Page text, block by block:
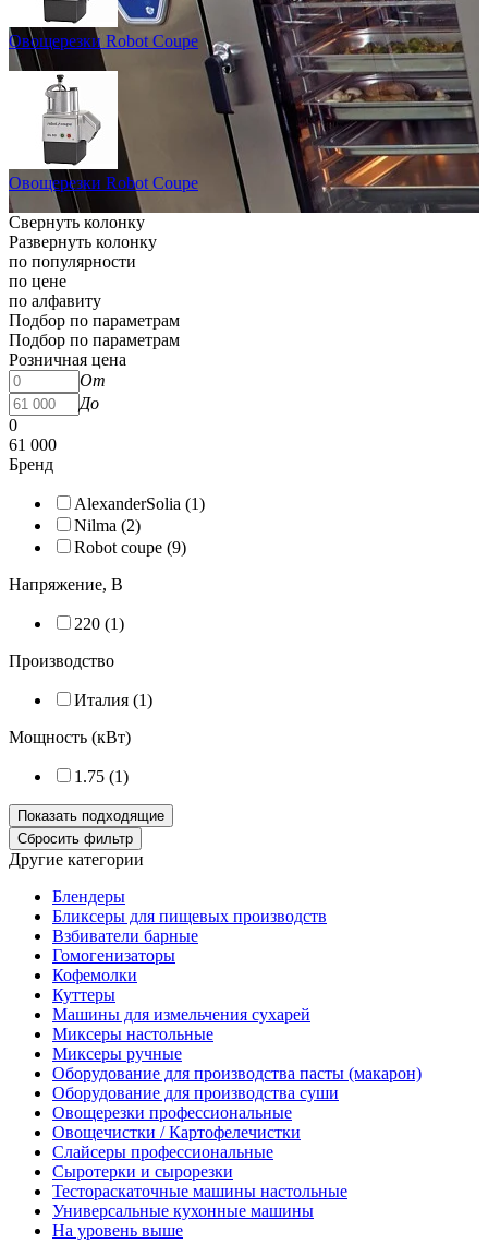
Овощерезки Robot Coupe
Овощерезки Robot Coupe
Свернуть колонку
Развернуть колонку
по популярности
по цене
по алфавиту
Подбор по параметрам
Подбор по параметрам
Розничная цена
От
До
0
61 000
Бренд
AlexanderSolia (1)
Nilma (2)
Robot coupe (9)
Напряжение, В
220 (1)
Производство
Италия (1)
Мощность (кВт)
1.75 (1)
Другие категории
Блендеры
Бликсеры для пищевых производств
Взбиватели барные
Гомогенизаторы
Кофемолки
Куттеры
Машины для измельчения сухарей
Миксеры настольные
Миксеры ручные
Оборудование для производства пасты (макарон)
Оборудование для производства суши
Овощерезки профессиональные
Овощечистки / Картофелечистки
Слайсеры профессиональные
Сыротерки и сырорезки
Тестораскаточные машины настольные
Универсальные кухонные машины
На уровень выше